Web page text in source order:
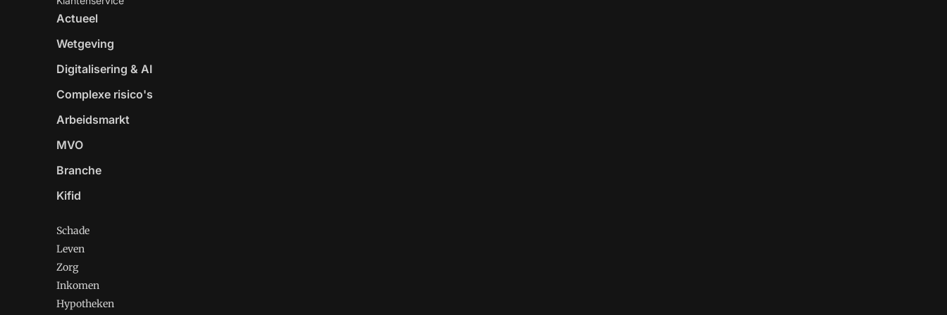
Actueel
Wetgeving
Digitalisering & AI
Complexe risico's
Arbeidsmarkt
MVO
Branche
Kifid
Schade
Leven
Zorg
Inkomen
Hypotheken